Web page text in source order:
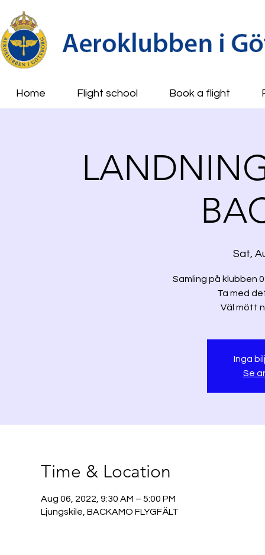
Home Flight school Book a flight
Sat,
Samling på klubben
Ta med
Väl mött
Inga
Se
Time & Location
Aug 06, 2022, 9:30 AM – 5:00 PM
Ljungskile, BACKAMO FLYGFÄLT